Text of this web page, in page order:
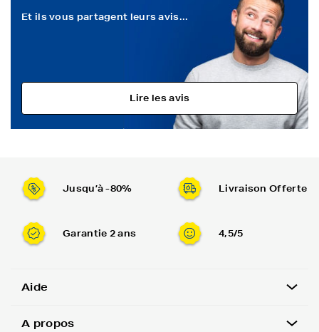
Et ils vous partagent leurs avis...
Lire les avis
Jusqu’à -80% Livraison Offerte
Garantie 2 ans 4,5/5
Aide
A propos